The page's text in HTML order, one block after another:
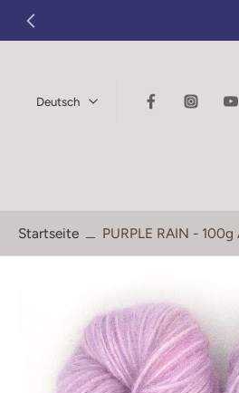
Zum
Inhalt
Deutsch
Startseite PURPLE RAIN -
Produktinformationen